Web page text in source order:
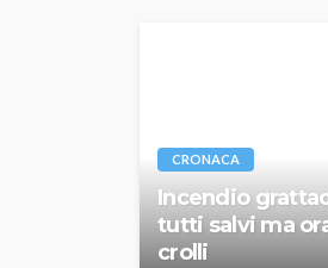
CRONACA
Incendio
tutti salvi ma
crolli